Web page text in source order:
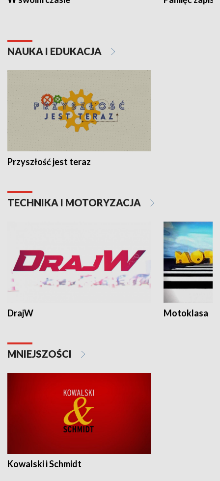
NAUKA I EDUKACJA
Przyszłość jest teraz
TECHNIKA I MOTORYZACJA
DrajW Motoklasa
MNIEJSZOŚCI
Kowalski i Schmidt